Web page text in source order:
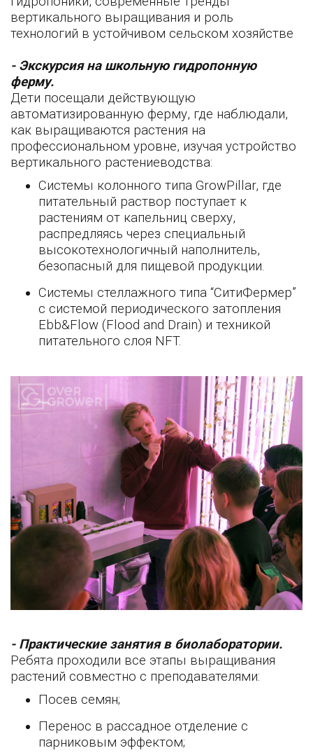
вертикального выращивания и роль
технологий в устойчивом сельском хозяйстве
- Экскурсия на школьную гидропонную
ферму.
Дети посещали действующую
автоматизированную ферму, где наблюдали,
как выращиваются растения на
профессиональном уровне, изучая устройство
вертикального растениеводства:
Системы колонного типа GrowPillar, где
питательный раствор поступает к
растениям от капельниц сверху,
распредляясь через специальный
высокотехнологичный наполнитель,
безопасный для пищевой продукции.
Системы стеллажного типа “СитиФермер”
с системой периодического затопления
Ebb&Flow (Flood and Drain) и техникой
питательного слоя NFT.
- Практические занятия в биолаборатории.
Ребята проходили все этапы выращивания
растений совместно с преподавателями:
Посев семян;
Перенос в рассадное отделение с
парниковым эффектом;